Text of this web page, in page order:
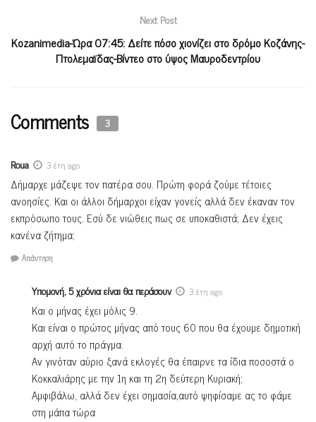
Next Post
Kozanimedia-Ώρα 07:45: Δείτε πόσο χιονίζει στο δρόμο Κοζάνης-
Πτολεμαϊδας-Βίντεο στο ύψος Μαυροδεντρίου
Comments 3
Roua 3 έτη ago
Δήμαρχε μάζεψε τον πατέρα σου. Πρώτη φορά ζούμε τέτοιες
ανοησίες. Και οι άλλοι δήμαρχοι είχαν γονείς αλλά δεν έκαναν τον
εκπρόσωπο τους. Εσύ δε νιώθεις πως σε υποκαθιστά; Δεν έχεις
κανένα ζήτημα;
Απάντηση
Υπομονή, 5 χρόνια είναι θα περάσουν 3 έτη ago
Και ο μήνας έχει μόλις 9.
Και είναι ο πρώτος μήνας από τους 60 που θα έχουμε δημοτική
αρχή αυτό το πράγμα.
Αν γινόταν αύριο ξανά εκλογές θα έπαιρνε τα ίδια ποσοστά ο
Κοκκαλιάρης με την 1η και τη 2η δεύτερη Κυριακή;
Αμφιβάλω, αλλά δεν έχει σημασία,αυτό ψηφίσαμε ας το φάμε
στη μάπα τώρα